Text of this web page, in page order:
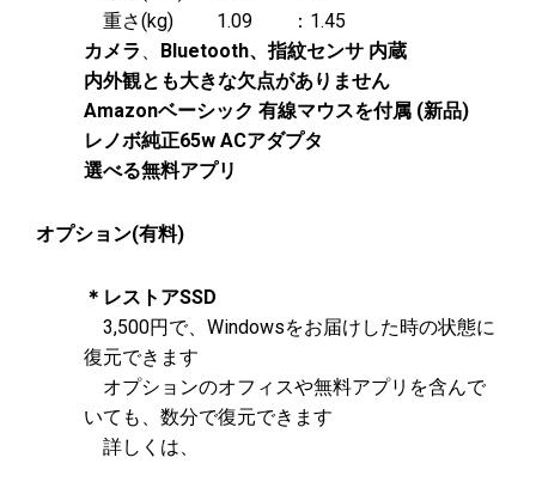
重さ(kg) 1.09 ：1.45
カメラ 、
Bluetooth、指紋センサ 内蔵
内外観とも大きな欠点がありません
Amazonベーシック 有線マウスを付属 (新品)
レノボ純正65w ACアダプタ
選べる無料アプリ
オプション(有料)
＊レストアSSD
3,500円で、Windowsをお届けした時の状態に
復元できます
オプションのオフィスや無料アプリを含んで
いても、数分で復元できます
詳しくは、